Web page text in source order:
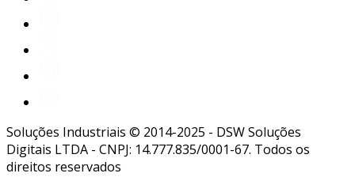
Soluções Industriais © 2014-2025 - DSW Soluções
Digitais LTDA - CNPJ: 14.777.835/0001-67. Todos os
direitos reservados